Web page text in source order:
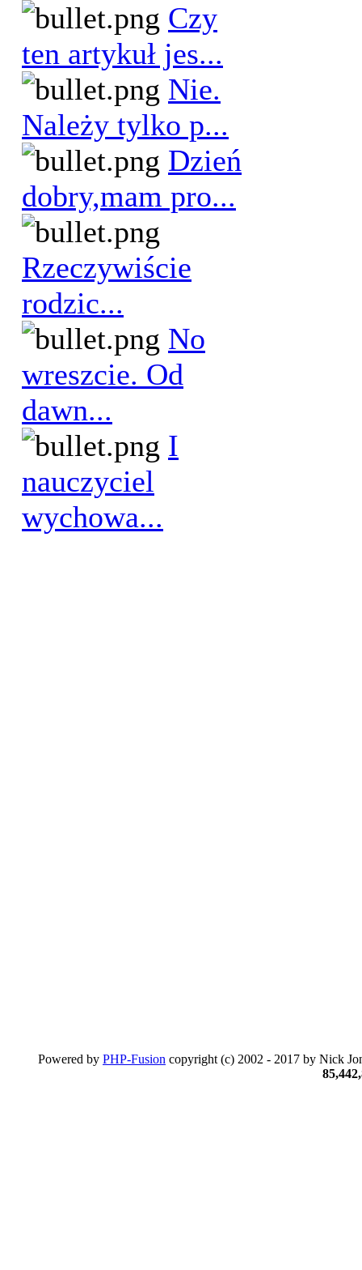
Czy
ten artykuł jes...
Nie.
Należy tylko p...
Dzień
dobry,mam pro...
Rzeczywiście
rodzic...
No
wreszcie. Od
dawn...
I
nauczyciel
wychowa...
Powered by PHP-Fusion copyright (c) 2002 - 2017 by Nick